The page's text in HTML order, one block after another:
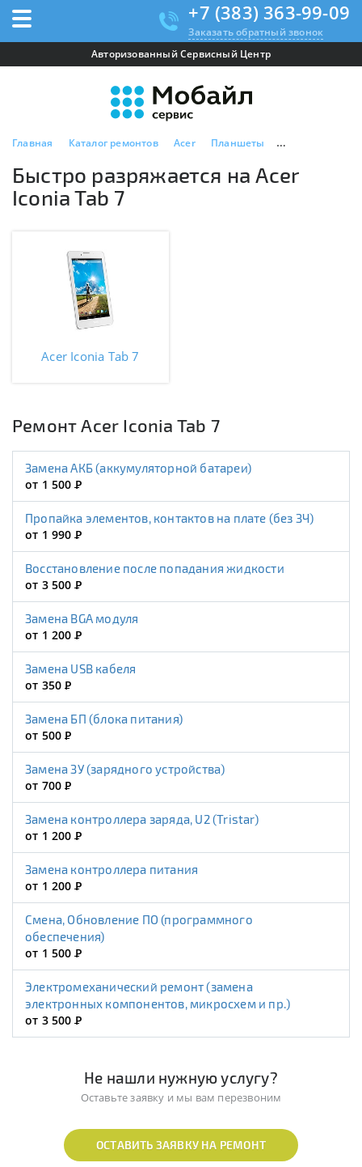
+7 (383) 363-99-09
Заказать обратный звонок
Авторизованный Сервисный Центр
Главная Каталог ремонтов Acer Планшеты Acer Iconia Tab 7
Быстро разряжается на Acer
Iconia Tab 7
Acer Iconia Tab 7
Ремонт Acer Iconia Tab 7
Замена АКБ (аккумуляторной батареи)
от 1 500Р
Пропайка элементов, контактов на плате (без ЗЧ)
от 1 990Р
Восстановление после попадания жидкости
от 3 500Р
Замена BGA модуля
от 1 200Р
Замена USB кабеля
от 350Р
Замена БП (блока питания)
от 500Р
Замена ЗУ (зарядного устройства)
от 700Р
Замена контроллера заряда, U2 (Tristar)
от 1 200Р
Замена контроллера питания
от 1 200Р
Смена, Обновление ПО (программного
обеспечения)
от 1 500Р
Электромеханический ремонт (замена
электронных компонентов, микросхем и пр.)
от 3 500Р
Не нашли нужную услугу?
Оставьте заявку и мы вам перезвоним
ОСТАВИТЬ ЗАЯВКУ НА РЕМОНТ